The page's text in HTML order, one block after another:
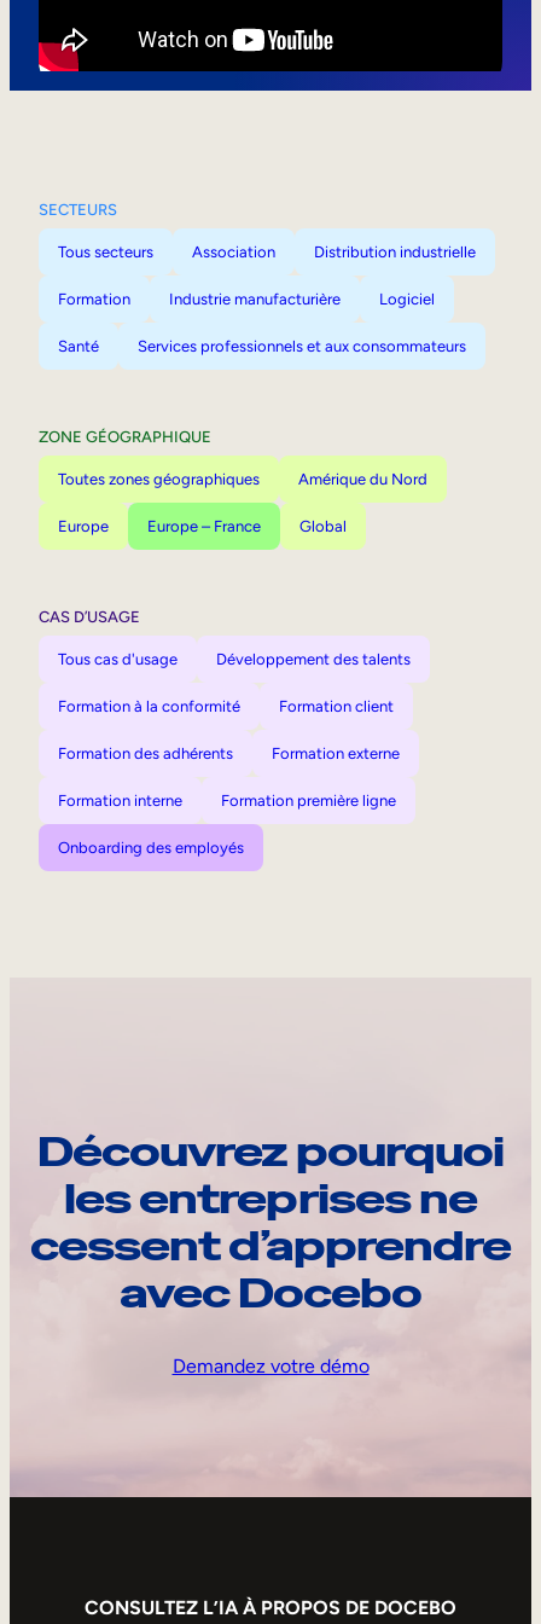
SECTEURS
Tous secteurs Association Distribution industrielle
Formation Industrie manufacturière Logiciel
Santé Services professionnels et aux consommateurs
ZONE GÉOGRAPHIQUE
Toutes zones géographiques Amérique du Nord
Europe Europe – France Global
CAS D’USAGE
Tous cas d'usage Développement des talents
Formation à la conformité Formation client
Formation des adhérents Formation externe
Formation interne Formation première ligne
Onboarding des employés
Découvrez pourquoi
les entreprises ne
cessent d’apprendre
avec Docebo
Demandez votre démo
CONSULTEZ L’IA À PROPOS DE DOCEBO